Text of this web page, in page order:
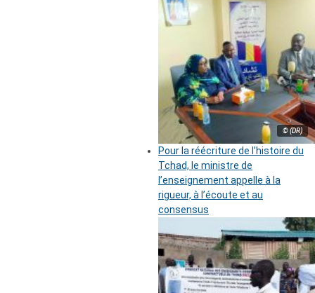
© (DR)
Pour la réécriture de l’histoire du
Tchad, le ministre de
l’enseignement appelle à la
rigueur, à l’écoute et au
consensus